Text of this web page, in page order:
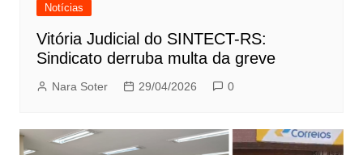
Notícias
Vitória Judicial do SINTECT-RS:
Sindicato derruba multa da greve
Nara Soter 29/04/2026 0